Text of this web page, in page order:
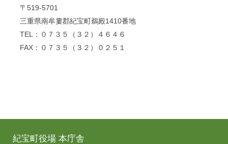
〒519-5701
三重県南牟婁郡紀宝町鵜殿1410番地
TEL：０７３５（３２）４６４６
FAX：０７３５（３２）０２５１
紀宝町役場 本庁舎